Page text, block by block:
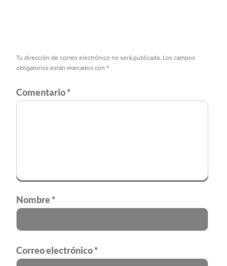
Tu dirección de correo electrónico no será publicada. Los campos
obligatorios están marcados con *
Comentario*
Nombre*
Correo electrónico*